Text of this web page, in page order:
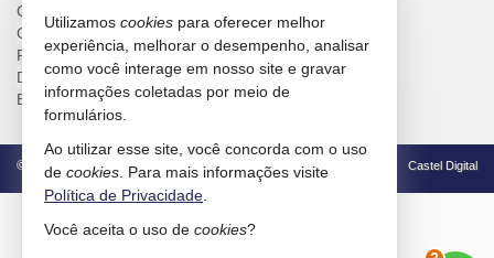
CUB /
CUB /SCvariação
0,95%
Poupança
0,6738%
Dólar Comercial
R$ 5,12
Euro
R$ 5,91
© 2026 CRECI/SC 4586-J Política de Privacidade Castel Digital
Utilizamos cookies para oferecer melhor
experiência, melhorar o desempenho, analisar
como você interage em nosso site e gravar
informações coletadas por meio de
formulários.
Ao utilizar esse site, você concorda com o uso
de cookies . Para mais informações visite
Política de Privacidade
Você aceita o uso de cookies?